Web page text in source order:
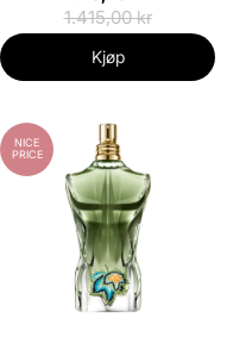
1.415,00 kr
Kjøp
NICE
PRICE